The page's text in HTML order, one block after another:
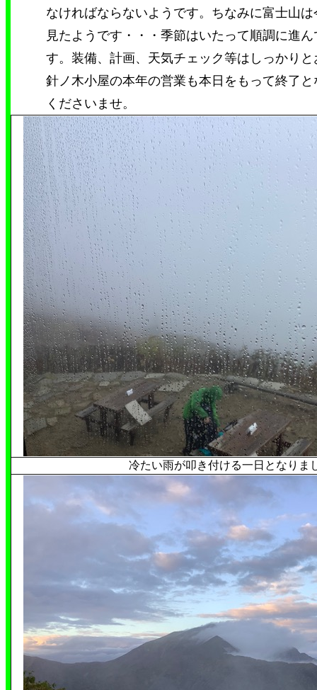
なければならないようです。ちなみに富士山
見たようです・・・季節はいたって順調に進
す。装備、計画、天気チェック等はしっかり
針ノ木小屋の本年の営業も本日をもって終了
くださいませ。
冷たい雨が叩き付ける一日となりま